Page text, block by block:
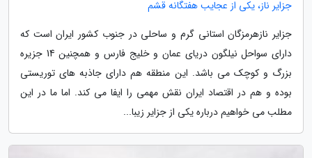
جزایر ناز، یکی از عجایب هفتگانه قشم
جزایر نازهرمزگان استانی گرم و ساحلی در جنوب کشور ایران است که
دارای سواحل نیلگون دریای عمان و خلیج فارس و همچنین 14 جزیره
بزرگ و کوچک می باشد. این منطقه هم دارای جاذبه های توریستی
بوده و هم در اقتصاد ایران نقش مهمی را ایفا می کند. اما ما در این
مطلب می خواهیم درباره یکی از جزایر زیبا...